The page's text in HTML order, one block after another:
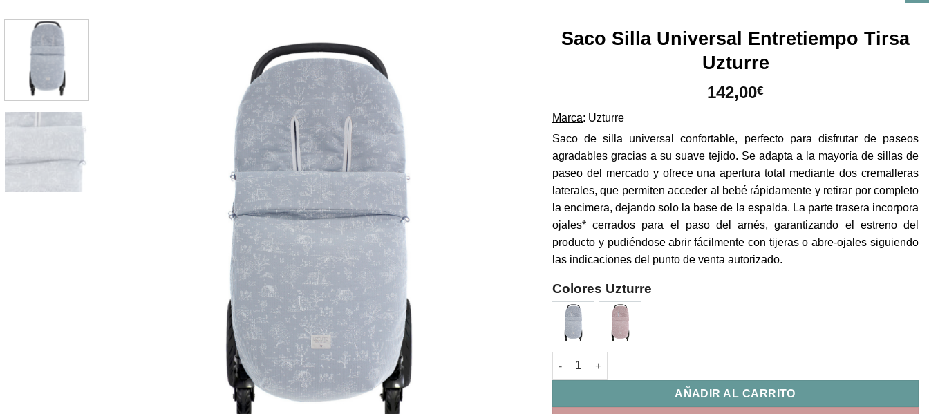
Saco Silla Universal Entretiempo Tirsa
Uzturre
142,00€
Marca: Uzturre
Saco de silla universal confortable, perfecto para disfrutar de paseos
agradables gracias a su suave tejido. Se adapta a la mayoría de sillas de
paseo del mercado y ofrece una apertura total mediante dos cremalleras
laterales, que permiten acceder al bebé rápidamente y retirar por completo
la encimera, dejando solo la base de la espalda. La parte trasera incorpora
ojales* cerrados para el paso del arnés, garantizando el estreno del
producto y pudiéndose abrir fácilmente con tijeras o abre-ojales siguiendo
las indicaciones del punto de venta autorizado.
Colores Uzturre
Saco Silla Universal Entretiempo Tirsa Uzturre cantidad
AÑADIR AL CARRITO